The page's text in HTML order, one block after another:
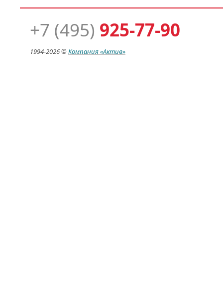
+7 (495) 925-77-90
1994-2026 ©Компания«Актив»